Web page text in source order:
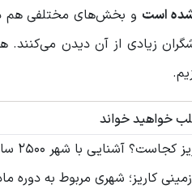
است و بخش‌های مختلفی هم
زیادی از آن دیدن می‌کنند.
خواهید خواند
آشنایی با شهر 2500 ساله
کاریز؛ شهری مربوط به دوره